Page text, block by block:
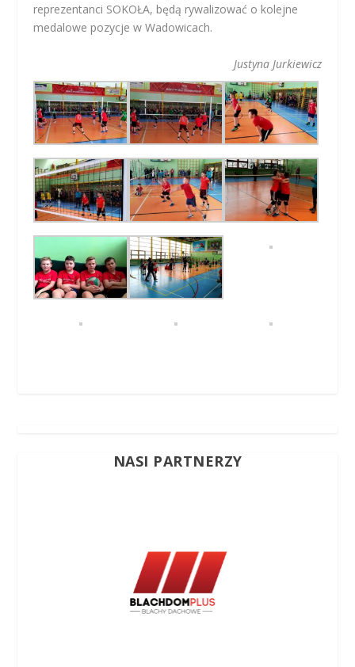
reprezentanci SOKOŁA, będą rywalizować o kolejne
medalowe pozycje w Wadowicach.
Justyna Jurkiewicz
NASI PARTNERZY